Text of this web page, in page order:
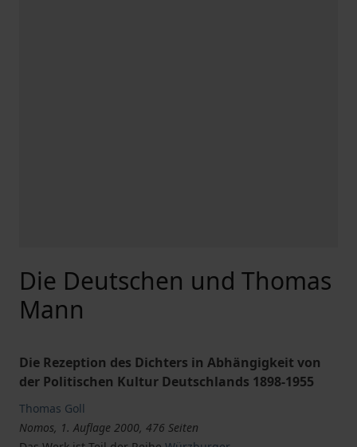
Die Deutschen und Thomas
Mann
Die Rezeption des Dichters in Abhängigkeit von
der Politischen Kultur Deutschlands 1898-1955
Thomas Goll
Nomos, 1. Auflage 2000, 476 Seiten